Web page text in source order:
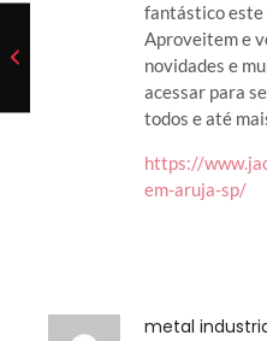
fantástico este
Aproveitem e
novidades e
acessar para
todos e até
https://
em-aruja-sp/
metal